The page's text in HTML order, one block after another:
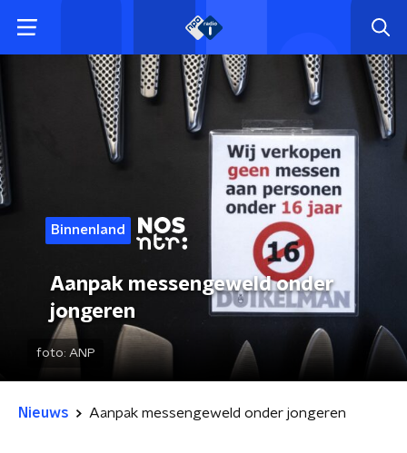
Binnenland
Aanpak messengeweld onder
jongeren
foto: ANP
Nieuws Aanpak messengeweld onder jongeren